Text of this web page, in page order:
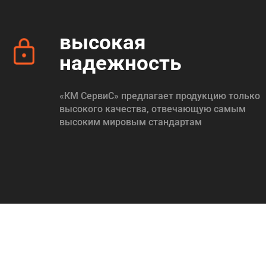
высокая
надежность
«КМ СервиС» предлагает продукцию только
высокого качества, отвечающую самым
высоким мировым стандартам